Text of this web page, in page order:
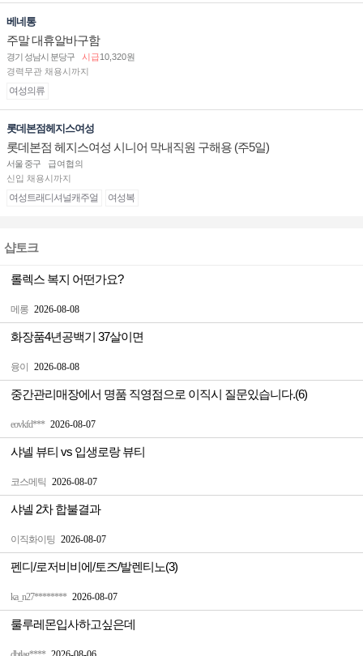
베네통
주말 대휴알바구함
경기 성남시 분당구 시급10,320원
경력무관 채용시까지
여성의류
롯데본점헤지스여성
롯데본점 헤지스여성 시니어 막내직원 구해용 (주5일)
서울 중구
급여협의
신입 채용시까지
여성트래디셔널캐주얼 여성복
샵토크
메롱 2026-08-08
롤렉스 복지 어떤가요?
융이 2026-08-08
화장품4년공백기 37살이면
eovkfd*** 2026-08-07
중간관리매장에서 명품 직영점으로 이직시 질문있습니다.(6)
코스메틱 2026-08-07
샤넬 뷰티 vs 입생로랑 뷰티
이직화이팅 2026-08-07
샤넬 2차 합불결과
ka_n27******** 2026-08-07
펜디/로저비비에/토즈/발렌티노(3)
룰루레몬입사하고싶은데